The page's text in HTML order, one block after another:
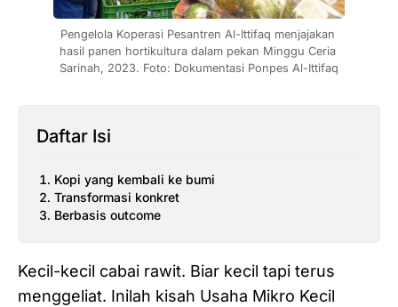
Pengelola Koperasi Pesantren Al-Ittifaq menjajakan
hasil panen hortikultura dalam pekan Minggu Ceria
Sarinah, 2023. Foto: Dokumentasi Ponpes Al-Ittifaq
Daftar Isi
Kopi yang kembali ke bumi
Transformasi konkret
Berbasis outcome
Kecil-kecil cabai rawit. Biar kecil tapi terus
menggeliat. Inilah kisah Usaha Mikro Kecil